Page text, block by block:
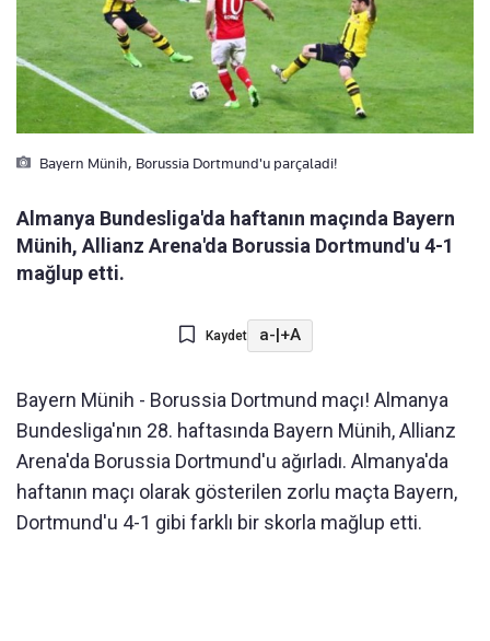
Bayern Münih, Borussia Dortmund'u parçaladi!
Almanya Bundesliga'da haftanın maçında Bayern
Münih, Allianz Arena'da Borussia Dortmund'u 4-1
mağlup etti.
Kaydet a- +A
Bayern Münih - Borussia Dortmund maçı! Almanya
Bundesliga'nın 28. haftasında Bayern Münih, Allianz
Arena'da Borussia Dortmund'u ağırladı. Almanya'da
haftanın maçı olarak gösterilen zorlu maçta Bayern,
Dortmund'u 4-1 gibi farklı bir skorla mağlup etti.